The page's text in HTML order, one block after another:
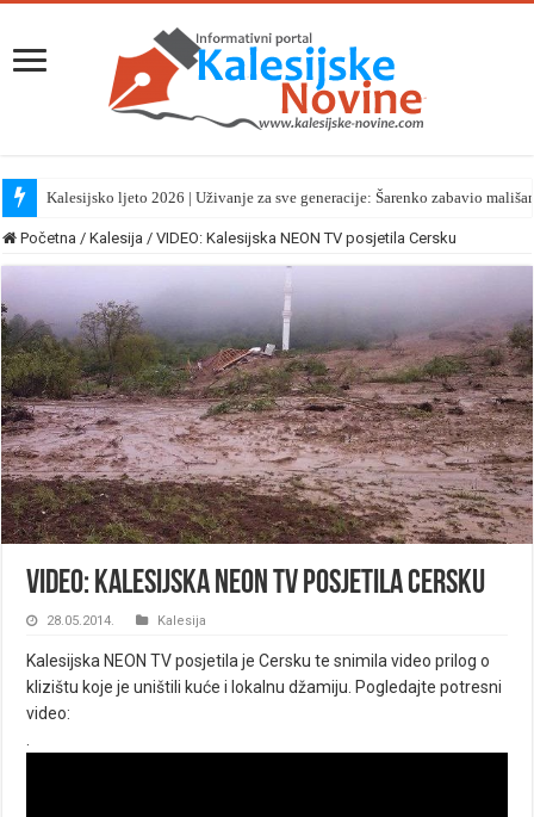
Kalesijsko ljeto 2026 | Uživanje za sve generacije: Šarenko zabavio
Početna / Kalesija / VIDEO: Kalesijska NEON TV posjetila Cersku
VIDEO: Kalesijska NEON TV posjetila Cersku
28.05.2014. Kalesija
Kalesijska NEON TV posjetila je Cersku te snimila video prilog o
klizištu koje je uništili kuće i lokalnu džamiju. Pogledajte potresni
video: